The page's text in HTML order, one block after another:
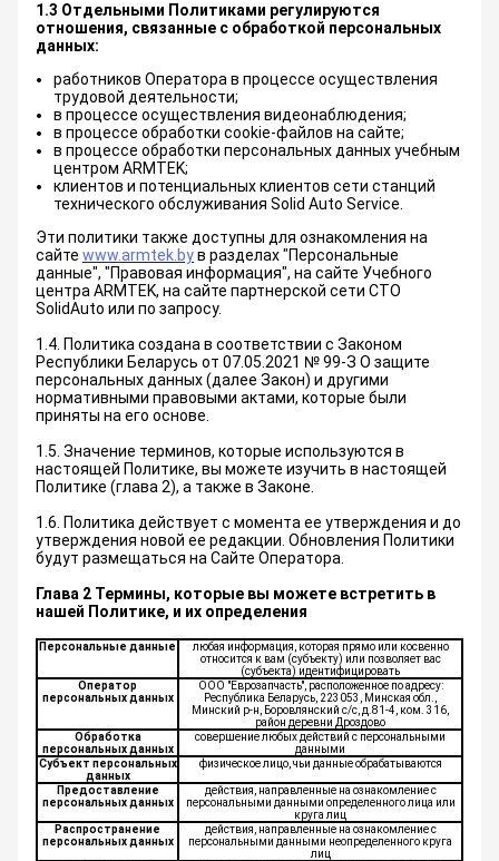
1.3 Отдельными Политиками регулируются
отношения, связанные с обработкой персональных
данных:
работников Оператора в процессе осуществления
трудовой деятельности;
в процессе осуществления видеонаблюдения;
в процессе обработки cookie-файлов на cайте;
в процессе обработки персональных данных учебным
центром ARMTEK;
клиентов и потенциальных клиентов сети станций
технического обслуживания Solid Auto Servicе.
Эти политики также доступны для ознакомления на
сайте www.armtek.byв разделах "Персональные
данные", "Правовая информация", на сайте Учебного
центра ARMTEK, на сайте партнерской сети СТО
SolidAuto или по запросу.
1.4. Политика создана в соответствии с Законом
Республики Беларусь от 07.05.2021 № 99-З О защите
персональных данных (далее Закон) и другими
нормативными правовыми актами, которые были
приняты на его основе.
1.5. Значение терминов, которые используются в
настоящей Политике, вы можете изучить в настоящей
Политике (глава 2), а также в Законе.
1.6. Политика действует с момента ее утверждения и до
утверждения новой ее редакции. Обновления Политики
будут размещаться на Сайте Оператора.
Глава 2 Термины, которые вы можете встретить в
нашей Политике, и их определения
Персональные данные
любая информация, которая прямо или косвенно
относится к вам (субъекту) или позволяет вас
(субъекта) идентифицировать
Оператор
персональных данных
ООО "Еврозапчасть", расположенное по адресу:
Республика Беларусь, 223053, Минская обл.,
Минский р-н, Боровлянский с/с, д.81-4, ком. 316,
район деревни Дроздово
Обработка
персональных данных
совершение любых действий с персональными
данными
Субъект персональных
данных
физическое лицо, чьи данные обрабатываются
Предоставление
персональных данных
действия, направленные на ознакомление с
персональными данными определенного лица или
круга лиц
Распространение
персональных данных
действия, направленные на ознакомление с
персональными данными неопределенного круга
лиц